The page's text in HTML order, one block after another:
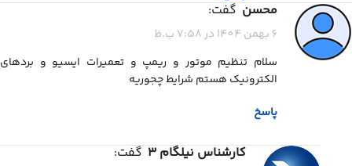
محسن گفت:
6 بهمن 1404 در 7:58 ب.ظ
سلام تنظیم موتور و ریمپ و تعمیرات ایسیو و بردهای
الکترونیک هستم شرایط چجوریه
پاسخ
کارشناس نیلگام 3 گفت: